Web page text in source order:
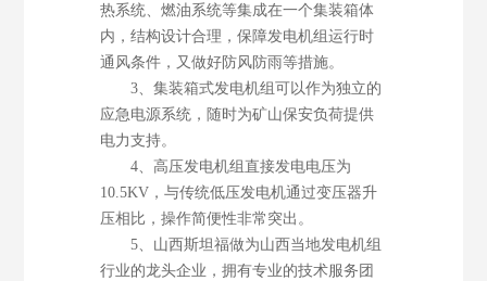
热系统、燃油系统等集成在一个集装箱体
内，结构设计合理，保障发电机组运行时
通风条件，又做好防风防雨等措施。
3、集装箱式发电机组可以作为独立的
应急电源系统，随时为矿山保安负荷提供
电力支持。
4、高压发电机组直接发电电压为
10.5KV，与传统低压发电机通过变压器升
压相比，操作简便性非常突出。
5、山西斯坦福做为山西当地发电机组
行业的龙头企业，拥有专业的技术服务团